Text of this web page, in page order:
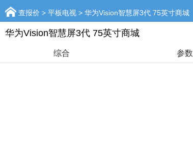
查报价 > 平板电视 > 华为Vision智慧屏3代 75英寸商城
华为Vision智慧屏3代 75英寸商城
综合 参数